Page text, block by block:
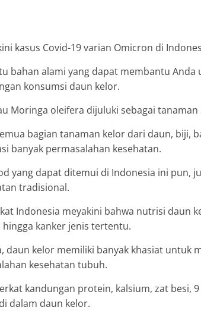
kasus Covid-19 varian Omicron di
bahan alami yang dapat membantu
konsumsi daun kelor.
Moringa oleifera dijuluki sebagai tanaman
bagian tanaman kelor dari daun, biji,
banyak permasalahan kesehatan.
yang dapat ditemui di Indonesia ini pun,
tradisional.
Indonesia meyakini bahwa nutrisi daun
hingga kanker jenis tertentu.
daun kelor memiliki banyak khasiat untuk
kesehatan tubuh.
kandungan protein, kalsium, zat besi,
dalam daun kelor.